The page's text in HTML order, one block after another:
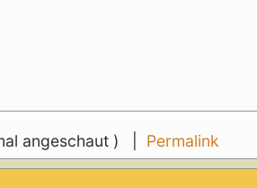
angeschaut ) | Permalink